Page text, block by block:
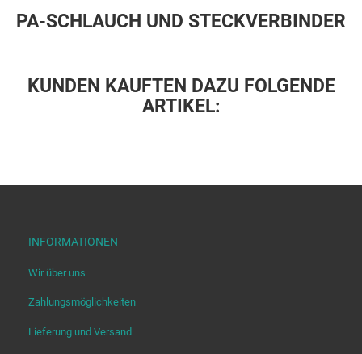
PA-SCHLAUCH UND STECKVERBINDER
KUNDEN KAUFTEN DAZU FOLGENDE
ARTIKEL:
INFORMATIONEN
Wir über uns
Zahlungsmöglichkeiten
Lieferung und Versand